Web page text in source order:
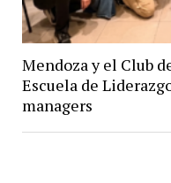
Mendoza y el Club
Escuela de
managers